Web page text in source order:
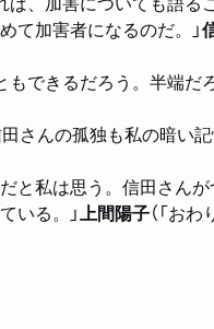
加害者になるのだ。」
できるだろう。半端だ
さんの孤独も私の暗い
と私は思う。信田さん
いる。」 上間陽子（「お